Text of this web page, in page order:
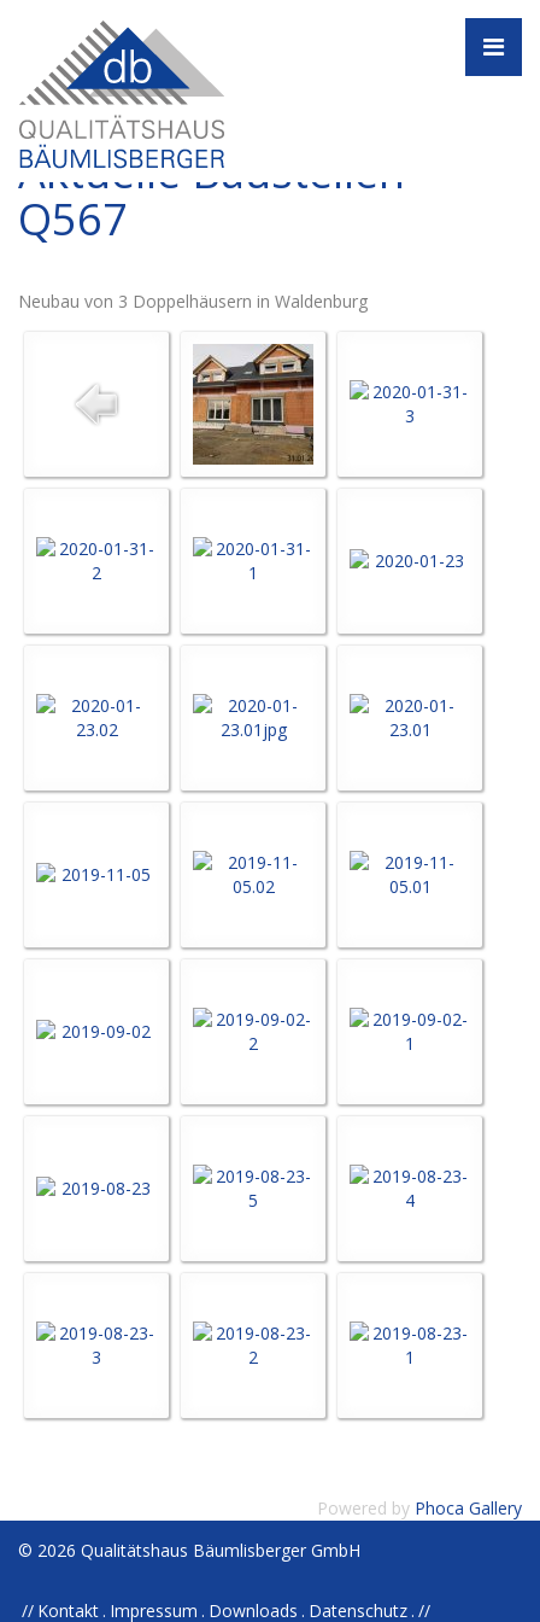
Aktuelle Baustellen -
Q567
Neubau von 3 Doppelhäusern in Waldenburg
Powered by Phoca Gallery
© 2026 Qualitätshaus Bäumlisberger GmbH
Kontakt Impressum Downloads Datenschutz //